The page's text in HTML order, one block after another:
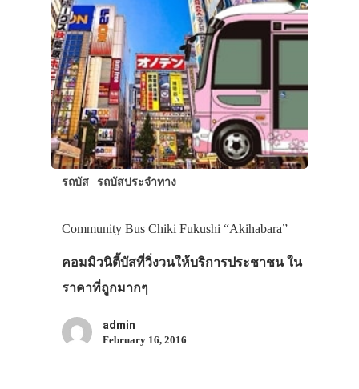
รถบัส รถบัสประจำทาง
Community Bus Chiki Fukushi “Akihabara”
คอมมิวนิตี้บัสที่วิ่งวนให้บริการประชาชน ใน
ราคาที่ถูกมากๆ
admin
February 16, 2016